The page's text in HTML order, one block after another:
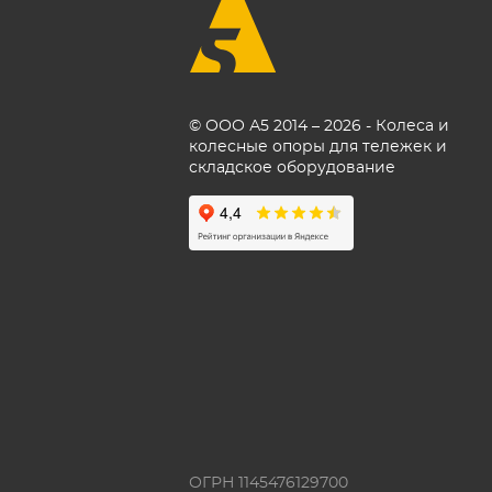
© ООО А5 2014 – 2026 - Колеса и
колесные опоры для тележек и
складское оборудование
ОГРН 1145476129700